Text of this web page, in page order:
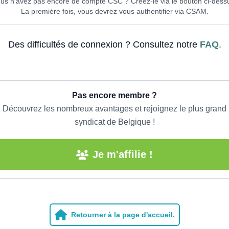
La première fois, vous devrez vous authentifier via CSAM.
Des difficultés de connexion ? Consultez notre FAQ.
Pas encore membre ?
Découvrez les nombreux avantages et rejoignez le plus grand
syndicat de Belgique !
Je m'affilie !
Retourner à la page d'accueil.